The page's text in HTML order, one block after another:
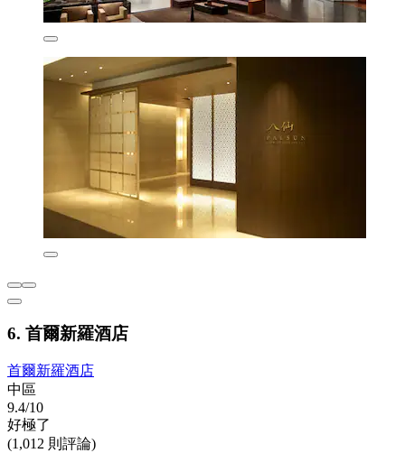
6. 首爾新羅酒店
首爾新羅酒店
中區
9.4/10
好極了
(1,012 則評論)